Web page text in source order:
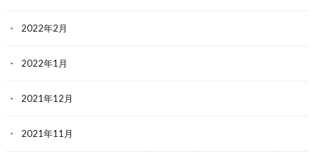
2022年2月
2022年1月
2021年12月
2021年11月